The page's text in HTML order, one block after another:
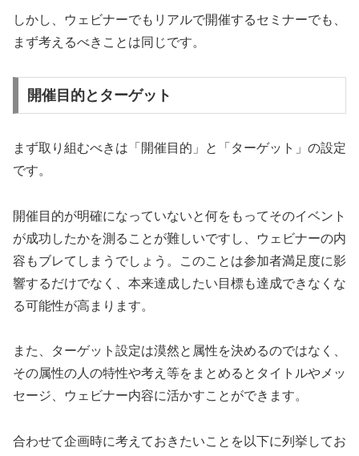
しかし、ウェビナーでもリアルで開催するセミナーでも、
まず考えるべきことは同じです。
開催目的とターゲット
まず取り組むべきは「開催目的」と「ターゲット」の設定
です。
開催目的が明確になっていないと何をもってそのイベント
が成功したかを測ることが難しいですし、ウェビナーの内
容もブレてしまうでしょう。このことは参加者満足度に影
響するだけでなく、本来達成したい目標も達成できなくな
る可能性が高まります。
また、ターゲット設定は漠然と属性を決めるのではなく、
その属性の人の特性や考え等をまとめるとタイトルやメッ
セージ、ウェビナー内容に活かすことができます。
合わせて企画時に考えておきたいことを以下に列挙してお